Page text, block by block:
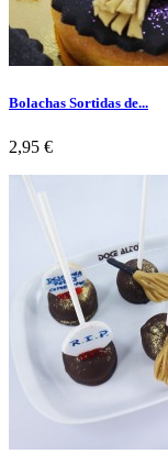
Bolachas Sortidas de...
Preço
2,95 €